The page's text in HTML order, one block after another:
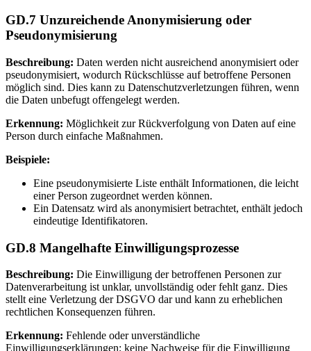
GD.7 Unzureichende Anonymisierung oder
Pseudonymisierung
Beschreibung: Daten werden nicht ausreichend anonymisiert oder
pseudonymisiert, wodurch Rückschlüsse auf betroffene Personen
möglich sind. Dies kann zu Datenschutzverletzungen führen, wenn
die Daten unbefugt offengelegt werden.
Erkennung: Möglichkeit zur Rückverfolgung von Daten auf eine
Person durch einfache Maßnahmen.
Beispiele:
Eine pseudonymisierte Liste enthält Informationen, die leicht
einer Person zugeordnet werden können.
Ein Datensatz wird als anonymisiert betrachtet, enthält jedoch
eindeutige Identifikatoren.
GD.8 Mangelhafte Einwilligungsprozesse
Beschreibung: Die Einwilligung der betroffenen Personen zur
Datenverarbeitung ist unklar, unvollständig oder fehlt ganz. Dies
stellt eine Verletzung der DSGVO dar und kann zu erheblichen
rechtlichen Konsequenzen führen.
Erkennung: Fehlende oder unverständliche
Einwilligungserklärungen; keine Nachweise für die Einwilligung